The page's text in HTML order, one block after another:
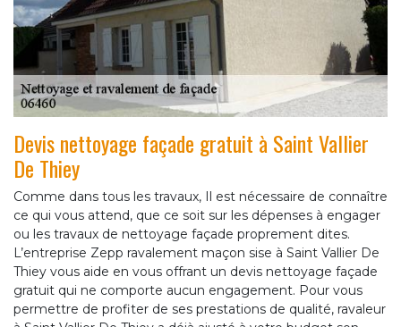
Devis nettoyage façade gratuit à Saint Vallier
De Thiey
Comme dans tous les travaux, Il est nécessaire de connaître
ce qui vous attend, que ce soit sur les dépenses à engager
ou les travaux de nettoyage façade proprement dites.
L’entreprise Zepp ravalement maçon sise à Saint Vallier De
Thiey vous aide en vous offrant un devis nettoyage façade
gratuit qui ne comporte aucun engagement. Pour vous
permettre de profiter de ses prestations de qualité, ravaleur